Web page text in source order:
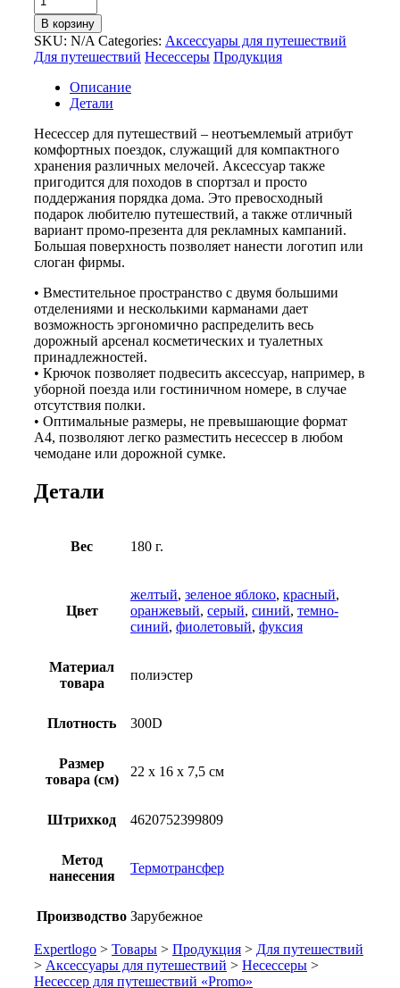
товара
Несессер
для
путешествий
В корзину
SKU: N/A Categories: Аксессуары для путешествий
Для путешествий Несессеры Продукция
Описание
Детали
Несессер для путешествий – неотъемлемый атрибут
комфортных поездок, служащий для компактного
хранения различных мелочей. Аксессуар также
пригодится для походов в спортзал и просто
поддержания порядка дома. Это превосходный
подарок любителю путешествий, а также отличный
вариант промо-презента для рекламных кампаний.
Большая поверхность позволяет нанести логотип или
слоган фирмы.
• Вместительное пространство с двумя большими
отделениями и несколькими карманами дает
возможность эргономично распределить весь
дорожный арсенал косметических и туалетных
принадлежностей.
• Крючок позволяет подвесить аксессуар, например, в
уборной поезда или гостиничном номере, в случае
отсутствия полки.
• Оптимальные размеры, не превышающие формат
А4, позволяют легко разместить несессер в любом
чемодане или дорожной сумке.
Детали
Вес 180 г.
Цвет
желтый, зеленое яблоко, красный,
оранжевый, серый, синий, темно-
синий, фиолетовый, фуксия
Материал
товара
полиэстер
Плотность 300D
Размер
товара (см)
22 х 16 х 7,5 см
Штрихкод 4620752399809
Метод
нанесения
Термотрансфер
Производство Зарубежное
Expertlogo > Товары > Продукция > Для путешествий
> Аксессуары для путешествий > Несессеры >
Несессер для путешествий «Promo»